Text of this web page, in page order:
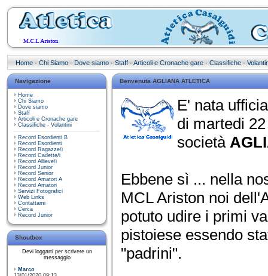
Home · Chi Siamo · Dove siamo · Staff · Articoli e Cronache gare · Classifiche -
Navigazione
Home
Chi Siamo
Dove siamo
Staff
Articoli e Cronache gare
Classifiche - Volantini
Record Esordienti B
Record Esordienti
Record Ragazze/i
Record Cadette/i
Record Allieve/i
Record Junior
Record Senior
Record Amatori A
Record Amatori
Servizi Fotografici
Web Links
Contattami
Cerca
Record Junior
Shoutbox
Devi loggarti per scrivere un
messaggio
Marco
Benvenuta AGLIANA ATLETICA
E' nata
di martedi
società
Ebbene sì ... nella
MCL Ariston noi
potuto udire i primi
pistoiese essendo
"padrini".